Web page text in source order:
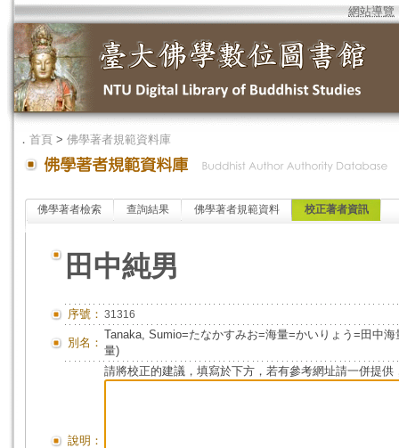
網站導覽
． 首頁 > 佛學著者規範資料庫
佛學著者檢索 查詢結果 佛學著者規範資料 校正著者資訊
田中純男
序號： 31316
別名：
Tanaka, Sumio=たなかすみお=海量=かいりょう=田中
量)
說明：
請將校正的建議，填寫於下方，若有參考網址請一併提供